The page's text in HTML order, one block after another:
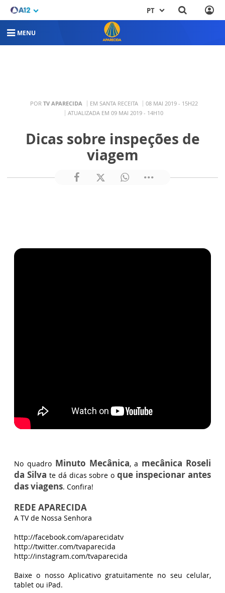
PT
MENU
POR TV APARECIDA EM SANTA RECEITA
08 MAI 2019 - 15H22
ATUALIZADA EM 09 MAI 2019 - 14H10
Dicas sobre inspeções de
viagem
No quadro Minuto Mecânica, a mecânica Roseli
da Silva te dá dicas sobre oque inspecionar antes
das viagens. Confira!
REDE APARECIDA
A TV de Nossa Senhora
http://facebook.com/aparecidatv
http://twitter.com/tvaparecida
http://instagram.com/tvaparecida
Baixe o nosso Aplicativo gratuitamente no seu celular,
tablet ou iPad.